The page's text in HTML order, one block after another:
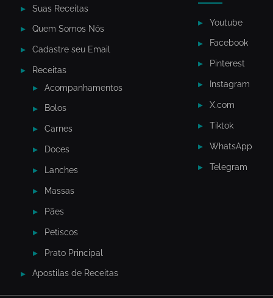
Suas Receitas
Quem Somos Nós
Cadastre seu Email
Receitas
Acompanhamentos
Bolos
Carnes
Doces
Lanches
Massas
Pães
Petiscos
Prato Principal
Apostilas de Receitas
Youtube
Facebook
Pinterest
Instagram
X.com
Tiktok
WhatsApp
Telegram